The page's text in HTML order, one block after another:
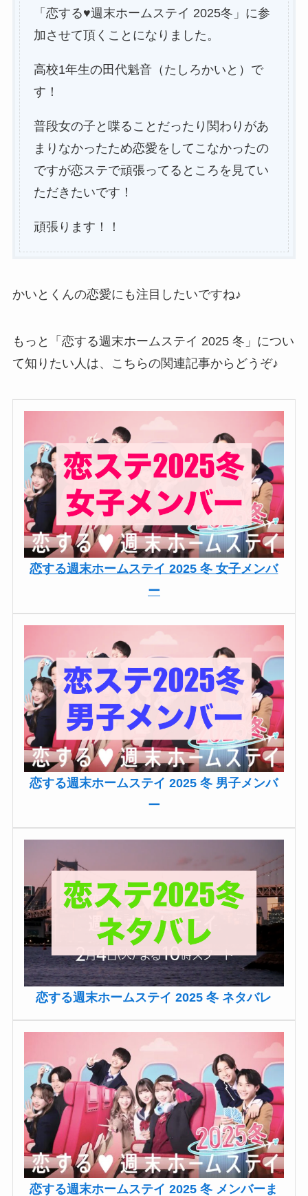
「恋する♥️週末ホームステイ 2025冬」に参
加させて頂くことになりました。
高校1年生の田代魁音（たしろかいと）で
す！
普段女の子と喋ることだったり関わりがあ
まりなかったため恋愛をしてこなかったの
ですが恋ステで頑張ってるところを見てい
ただきたいです！
頑張ります！！
かいとくんの恋愛にも注目したいですね♪
もっと「恋する週末ホームステイ 2025 冬」につい
て知りたい人は、こちらの関連記事からどうぞ♪
恋する週末ホームステイ 2025 冬 女子メンバ
ー
恋する週末ホームステイ 2025 冬 男子メンバ
ー
恋する週末ホームステイ 2025 冬 ネタバレ
恋する週末ホームステイ 2025 冬 メンバーま